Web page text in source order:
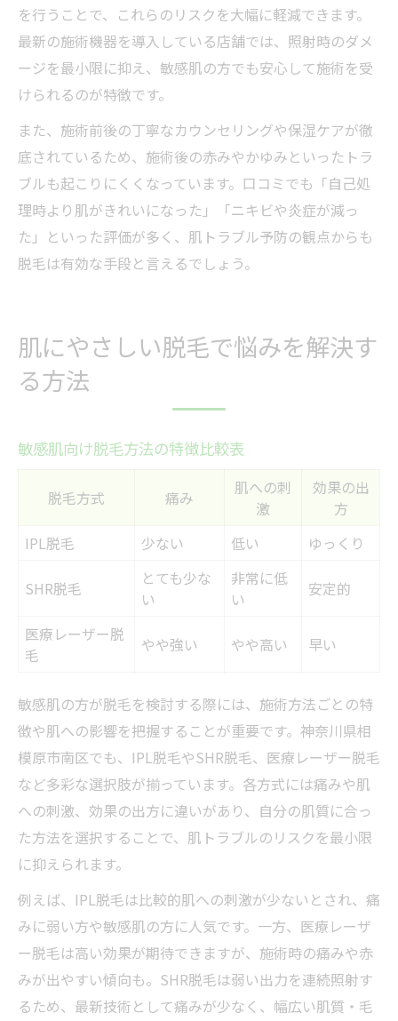
を行うことで、これらのリスクを大幅に軽減できます。
最新の施術機器を導入している店舗では、照射時のダメ
ージを最小限に抑え、敏感肌の方でも安心して施術を受
けられるのが特徴です。
また、施術前後の丁寧なカウンセリングや保湿ケアが徹
底されているため、施術後の赤みやかゆみといったトラ
ブルも起こりにくくなっています。口コミでも「自己処
理時より肌がきれいになった」「ニキビや炎症が減っ
た」といった評価が多く、肌トラブル予防の観点からも
脱毛は有効な手段と言えるでしょう。
肌にやさしい脱毛で悩みを解決す
る方法
敏感肌向け脱毛方法の特徴比較表
脱毛方式 痛み
肌への刺
激
効果の出
方
IPL脱毛
少ない 低い ゆっくり
SHR脱毛
とても少な
い
非常に低
い
安定的
医療レーザー脱
毛
やや強い やや高い 早い
敏感肌の方が脱毛を検討する際には、施術方法ごとの特
徴や肌への影響を把握することが重要です。神奈川県相
模原市南区でも、IPL脱毛やSHR脱毛、医療レーザー脱毛
など多彩な選択肢が揃っています。各方式には痛みや肌
への刺激、効果の出方に違いがあり、自分の肌質に合っ
た方法を選択することで、肌トラブルのリスクを最小限
に抑えられます。
例えば、IPL脱毛は比較的肌への刺激が少ないとされ、痛
みに弱い方や敏感肌の方に人気です。一方、医療レーザ
ー脱毛は高い効果が期待できますが、施術時の痛みや赤
みが出やすい傾向も。SHR脱毛は弱い出力を連続照射す
るため、最新技術として痛みが少なく、幅広い肌質・毛